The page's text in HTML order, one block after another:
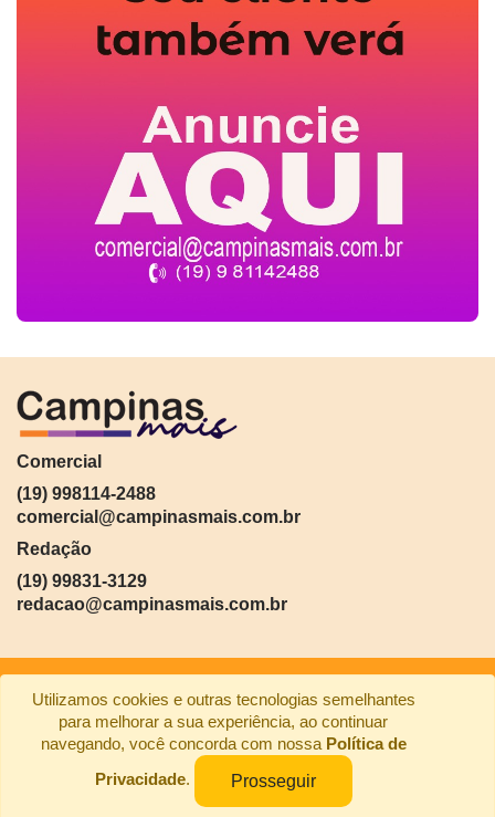
Utilizamos cookies e outras tecnologias semelhantes
para melhorar a sua experiência, ao continuar
navegando, você concorda com nossa Política de
Privacidade. Prosseguir
Comercial
(19) 998114-2488
comercial@campinasmais.com.br
Redação
(19) 99831-3129
redacao@campinasmais.com.br